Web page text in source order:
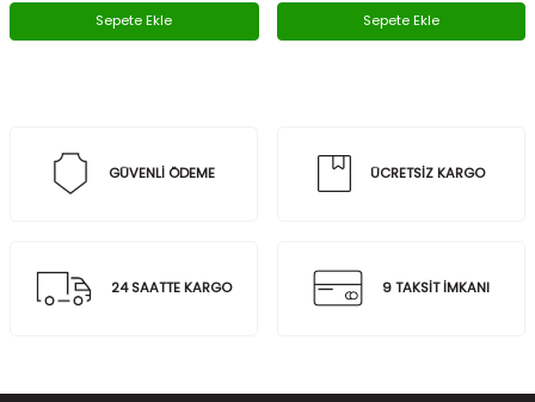
Sepete Ekle Sepete Ekle
GÜVENLİ ÖDEME ÜCRETSİZ KARGO
24 SAATTE KARGO 9 TAKSİT İMKANI